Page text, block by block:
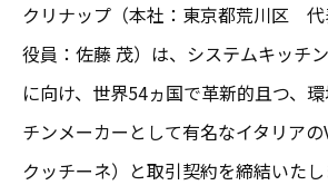
クリナップ（本社：東京都荒川区
役員：佐藤 茂）は、システムキッチ
に向け、世界54ヵ国で革新的且つ、
チンメーカーとして有名なイタリア
クッチーネ）と取引契約を締結いた